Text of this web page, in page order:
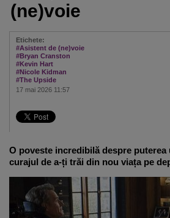
(ne)voie
Etichete:
#Asistent de (ne)voie
#Bryan Cranston
#Kevin Hart
#Nicole Kidman
#The Upside
17 mai 2026 11:57
O poveste incredibilă despre puterea
curajul de a-ți trăi din nou viața pe